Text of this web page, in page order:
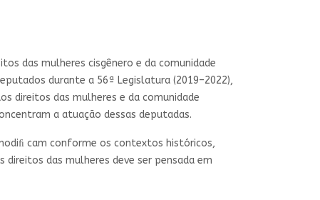
das mulheres cisgênero e da comunidade
durante a 56ª Legislatura (2019–2022),
direitos das mulheres e da comunidade
a atuação dessas deputadas.
cam conforme os contextos históricos,
das mulheres deve ser pensada em